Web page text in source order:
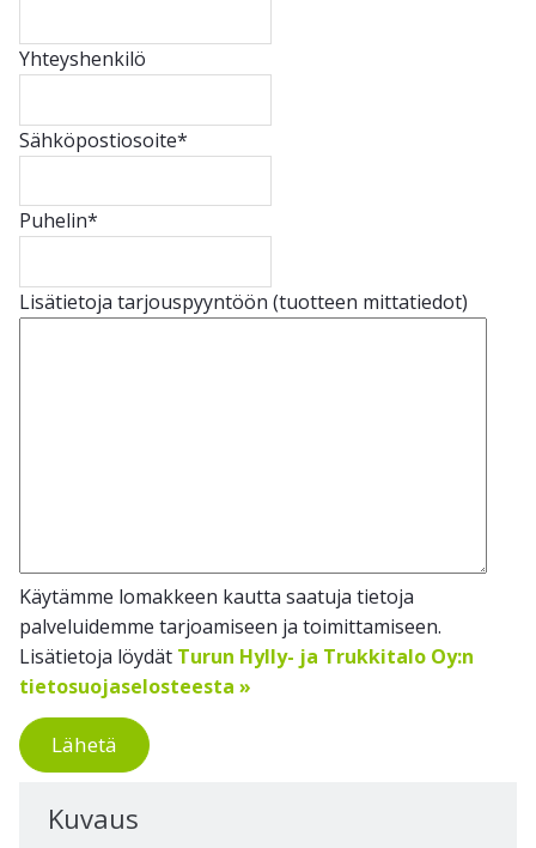
Yhteyshenkilö
Sähköpostiosoite*
Puhelin*
Lisätietoja tarjouspyyntöön (tuotteen mittatiedot)
Käytämme lomakkeen kautta saatuja tietoja
palveluidemme tarjoamiseen ja toimittamiseen.
Lisätietoja löydät Turun Hylly- ja Trukkitalo Oy:n
tietosuojaselosteesta »
Lähetä
Kuvaus